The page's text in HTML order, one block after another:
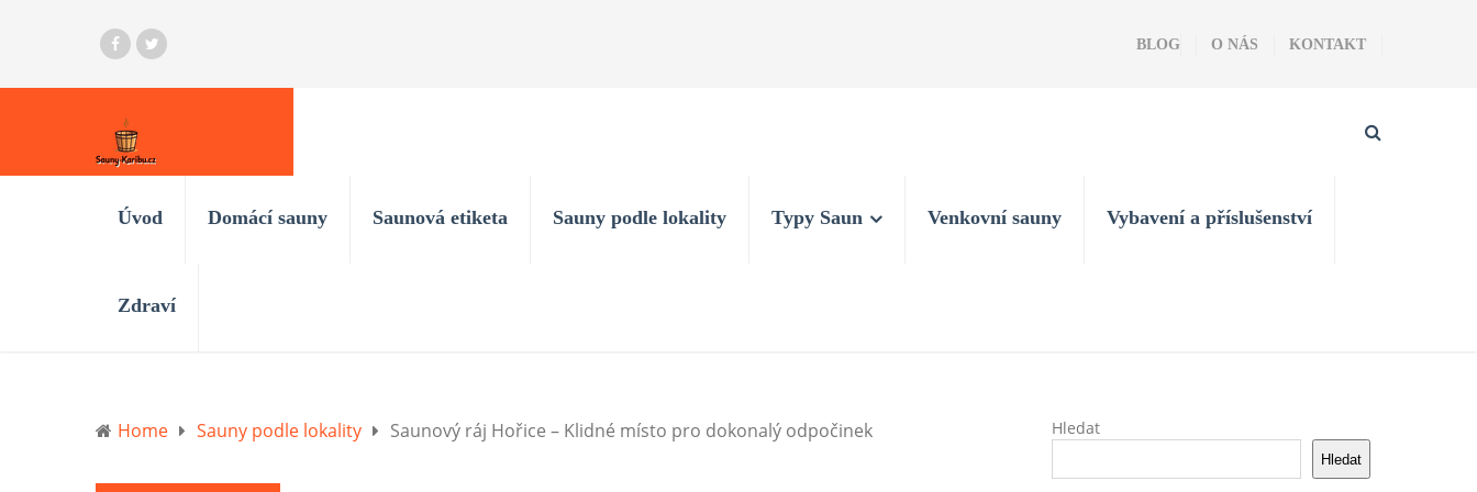
BLOG O NÁS KONTAKT
Úvod Domácí sauny Saunová etiketa Sauny podle lokality Typy Saun Venkovní sauny Vybavení a příslušenství
Zdraví
Home Sauny podle lokality Saunový ráj Hořice – Klidné místo pro dokonalý odpočinek Hledat
Hledat